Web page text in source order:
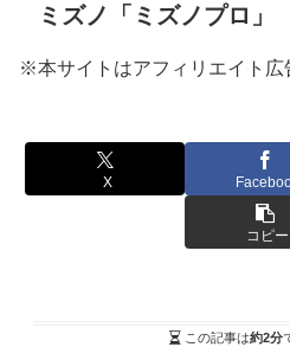
ミズノ「ミズノプロ」
※本サイトはアフィリエイト広
X
コピー
この記事は約2分